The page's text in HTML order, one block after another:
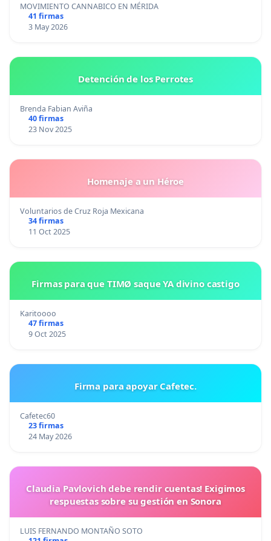
MOVIMIENTO CANNABICO EN MÉRIDA
41 firmas
3 May 2026
Detención de los Perrotes
Brenda Fabian Aviña
40 firmas
23 Nov 2025
Homenaje a un Héroe
Voluntarios de Cruz Roja Mexicana
34 firmas
11 Oct 2025
Firmas para que TIMØ saque YA divino castigo
Karitoooo
47 firmas
9 Oct 2025
Firma para apoyar Cafetec.
Cafetec60
23 firmas
24 May 2026
Claudia Pavlovich debe rendir cuentas! Exigimos
respuestas sobre su gestión en Sonora
LUIS FERNANDO MONTAÑO SOTO